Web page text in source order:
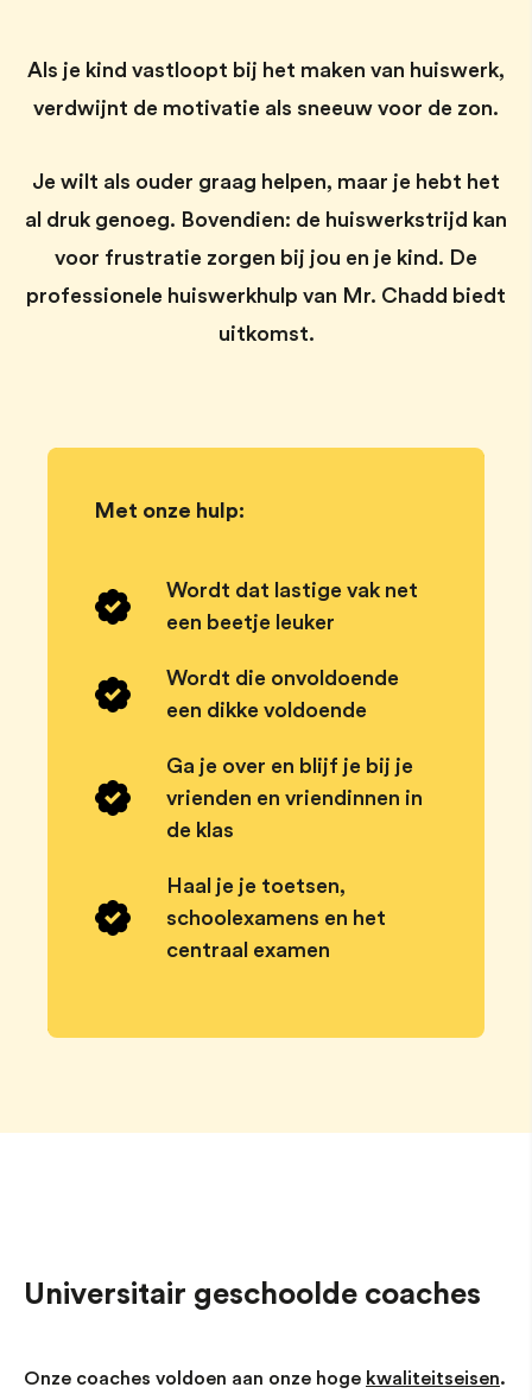
Als je kind vastloopt bij het maken van huiswerk,
verdwijnt de motivatie als sneeuw voor de zon.
Je wilt als ouder graag helpen, maar je hebt het
al druk genoeg. Bovendien: de huiswerkstrijd kan
voor frustratie zorgen bij jou en je kind. De
professionele huiswerkhulp van Mr. Chadd biedt
uitkomst.
Met onze hulp:
Wordt dat lastige vak net
een beetje leuker
Wordt die onvoldoende
een dikke voldoende
Ga je over en blijf je bij je
vrienden en vriendinnen in
de klas
Haal je je toetsen,
schoolexamens en het
centraal examen
Universitair geschoolde coaches
Onze coaches voldoen aan onze hoge kwaliteitseisen.